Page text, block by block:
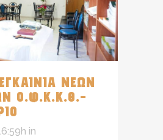
ΕΓΚΑΙΝΙΑ ΝΕΩΝ
Ο.Φ.Κ.Κ.Θ.-
in